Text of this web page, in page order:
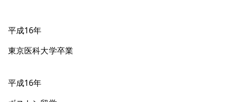
平成16年
東京医科大学卒業
平成16年